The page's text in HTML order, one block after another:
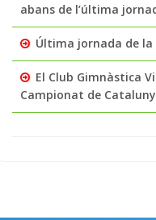
abans de l’última
Última jornada de
El Club Gimnàstica
Campionat de